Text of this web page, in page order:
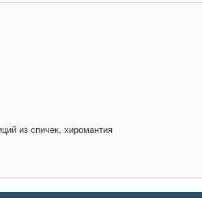
из спичек, хиромантия